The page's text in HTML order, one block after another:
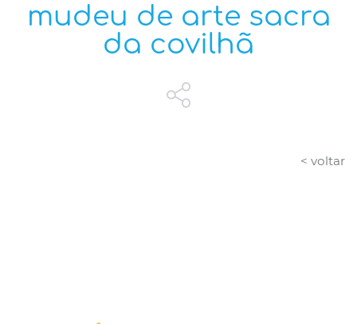
mudeu de arte sacra
da covilhã
< voltar